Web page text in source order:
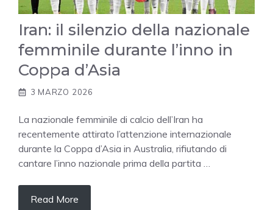
Iran: il silenzio della nazionale
femminile durante l’inno in
Coppa d’Asia
3 MARZO 2026
La nazionale femminile di calcio dell’Iran ha
recentemente attirato l’attenzione internazionale
durante la Coppa d’Asia in Australia, rifiutando di
cantare l’inno nazionale prima della partita …
Read More